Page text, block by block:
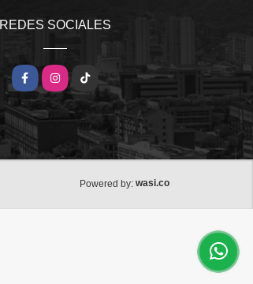
REDES SOCIALES
FacebookInstagram
TikTok
Powered by: wasi.co